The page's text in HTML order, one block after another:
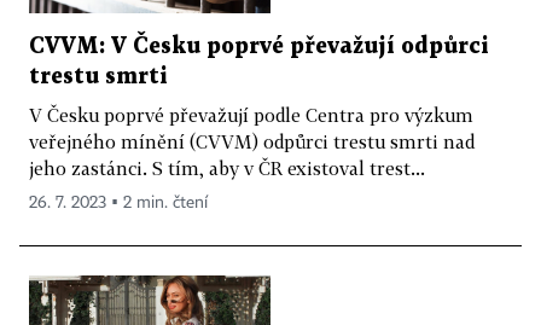
CVVM: V Česku poprvé převažují odpůrci
trestu smrti
V Česku poprvé převažují podle Centra pro výzkum
veřejného mínění (CVVM) odpůrci trestu smrti nad
jeho zastánci. S tím, aby v ČR existoval trest...
26. 7. 2023 ▪ 2 min. čtení